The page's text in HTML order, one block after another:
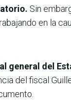
Sin
en la
general del
del fiscal